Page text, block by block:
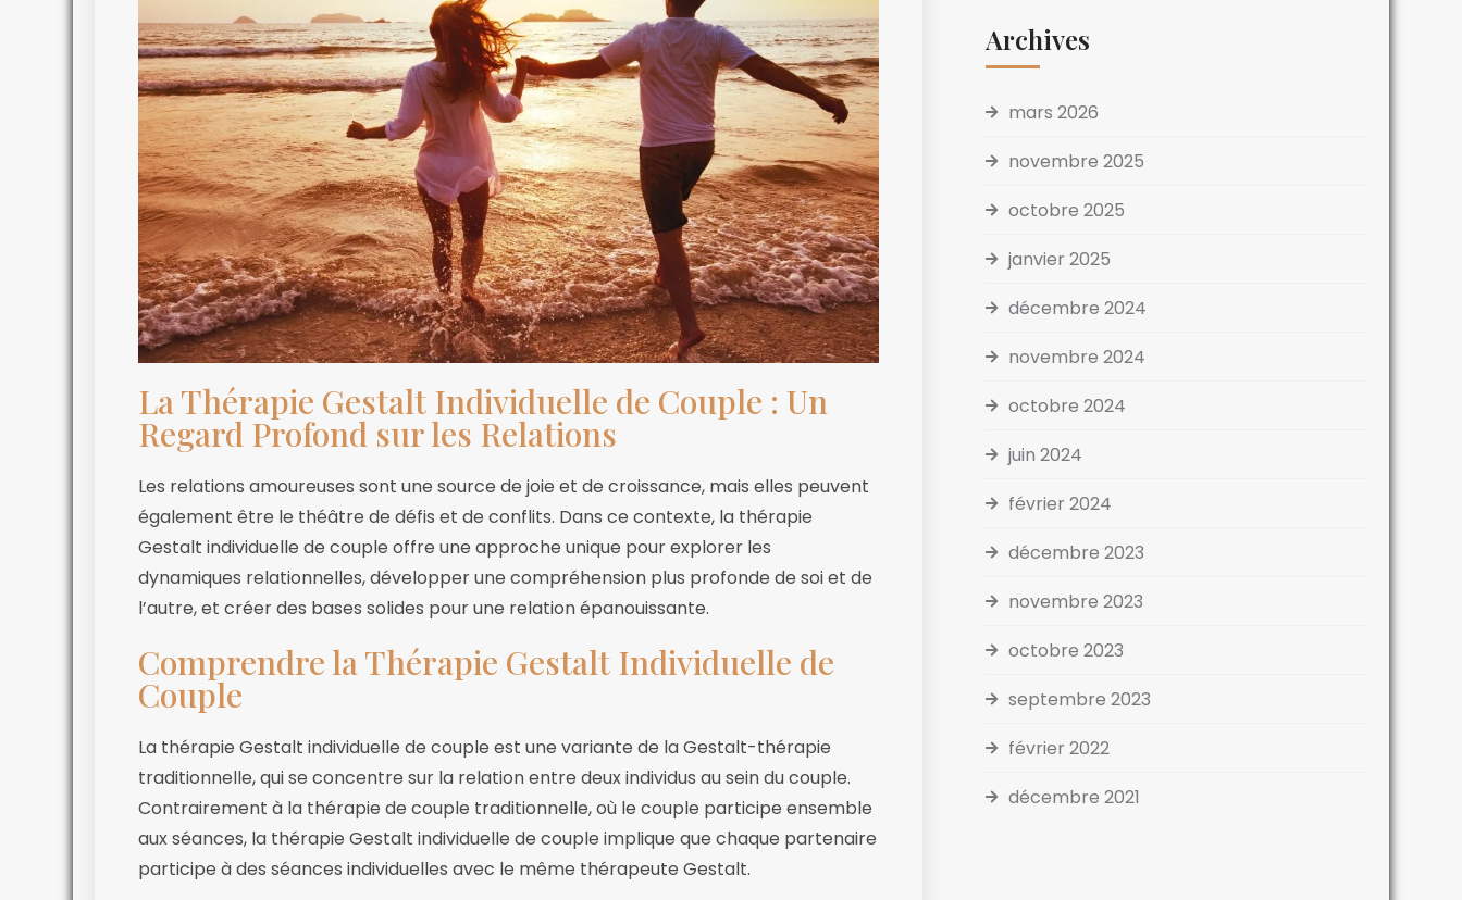
La Thérapie Gestalt Individuelle de Couple : Un
Regard Profond sur les Relations
Les relations amoureuses sont une source de joie et de croissance, mais elles peuvent
également être le théâtre de défis et de conflits. Dans ce contexte, la thérapie
Gestalt individuelle de couple offre une approche unique pour explorer les
dynamiques relationnelles, développer une compréhension plus profonde de soi et de
l’autre, et créer des bases solides pour une relation épanouissante.
Comprendre la Thérapie Gestalt Individuelle de
Couple
La thérapie Gestalt individuelle de couple est une variante de la Gestalt-thérapie
traditionnelle, qui se concentre sur la relation entre deux individus au sein du couple.
Contrairement à la thérapie de couple traditionnelle, où le couple participe ensemble
aux séances, la thérapie Gestalt individuelle de couple implique que chaque partenaire
participe à des séances individuelles avec le même thérapeute Gestalt.
Archives
mars 2026
novembre 2025
octobre 2025
janvier 2025
décembre 2024
novembre 2024
octobre 2024
juin 2024
février 2024
décembre 2023
novembre 2023
octobre 2023
septembre 2023
février 2022
décembre 2021